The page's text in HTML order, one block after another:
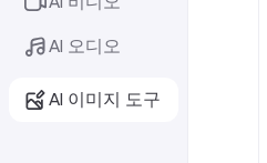
AI 오디오
AI 이미지 도구